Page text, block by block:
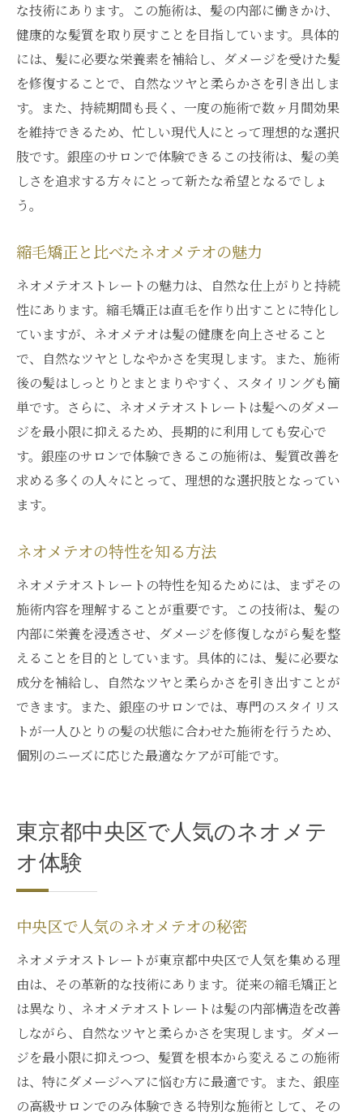
な技術にあります。この施術は、髪の内部に働きかけ、
健康的な髪質を取り戻すことを目指しています。具体的
には、髪に必要な栄養素を補給し、ダメージを受けた髪
を修復することで、自然なツヤと柔らかさを引き出しま
す。また、持続期間も長く、一度の施術で数ヶ月間効果
を維持できるため、忙しい現代人にとって理想的な選択
肢です。銀座のサロンで体験できるこの技術は、髪の美
しさを追求する方々にとって新たな希望となるでしょ
う。
縮毛矯正と比べたネオメテオの魅力
ネオメテオストレートの魅力は、自然な仕上がりと持続
性にあります。縮毛矯正は直毛を作り出すことに特化し
ていますが、ネオメテオは髪の健康を向上させること
で、自然なツヤとしなやかさを実現します。また、施術
後の髪はしっとりとまとまりやすく、スタイリングも簡
単です。さらに、ネオメテオストレートは髪へのダメー
ジを最小限に抑えるため、長期的に利用しても安心で
す。銀座のサロンで体験できるこの施術は、髪質改善を
求める多くの人々にとって、理想的な選択肢となってい
ます。
ネオメテオの特性を知る方法
ネオメテオストレートの特性を知るためには、まずその
施術内容を理解することが重要です。この技術は、髪の
内部に栄養を浸透させ、ダメージを修復しながら髪を整
えることを目的としています。具体的には、髪に必要な
成分を補給し、自然なツヤと柔らかさを引き出すことが
できます。また、銀座のサロンでは、専門のスタイリス
トが一人ひとりの髪の状態に合わせた施術を行うため、
個別のニーズに応じた最適なケアが可能です。
東京都中央区で人気のネオメテ
オ体験
中央区で人気のネオメテオの秘密
ネオメテオストレートが東京都中央区で人気を集める理
由は、その革新的な技術にあります。従来の縮毛矯正と
は異なり、ネオメテオストレートは髪の内部構造を改善
しながら、自然なツヤと柔らかさを実現します。ダメー
ジを最小限に抑えつつ、髪質を根本から変えるこの施術
は、特にダメージヘアに悩む方に最適です。また、銀座
の高級サロンでのみ体験できる特別な施術として、その